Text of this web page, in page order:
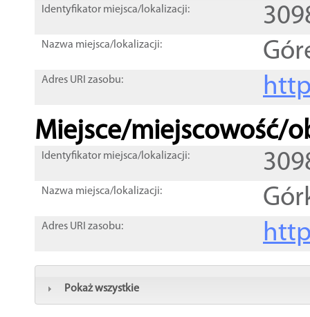
Identyfikator miejsca/lokalizacji:
Nazwa miejsca/lokalizacji:
Adres URI zasobu:
Miejsce/miejscowość/
Identyfikator miejsca/lokalizacji:
Nazwa miejsca/lokalizacji:
Adres URI zasobu:
Pokaż wszystkie